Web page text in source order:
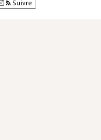
Suivre